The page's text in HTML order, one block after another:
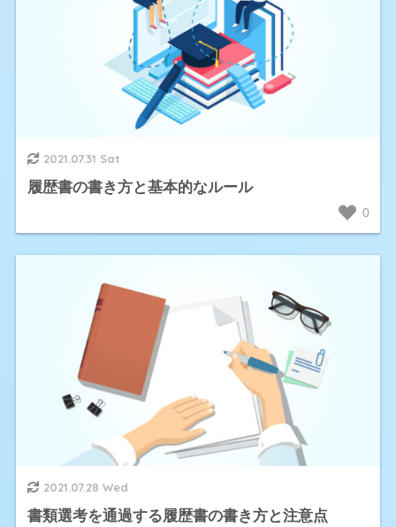
2021.07.31 Sat
履歴書の書き方と基本的なルール
0
2021.07.28 Wed
書類選考を通過する履歴書の書き方と注意点